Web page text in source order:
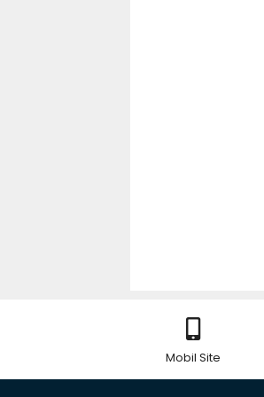
Mobil Site